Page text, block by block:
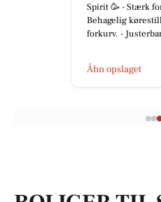
Spirit 🥳 - Stærk
Behagelig
forkurv. -
Åbn opslaget